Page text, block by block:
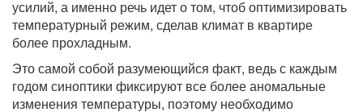
усилий, а именно речь идет о том, чтоб оптимизировать
температурный режим, сделав климат в квартире
более прохладным.
Это самой собой разумеющийся факт, ведь с каждым
годом синоптики фиксируют все более аномальные
изменения температуры, поэтому необходимо